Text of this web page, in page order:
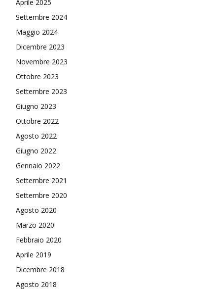
Aprile 2025
Settembre 2024
Maggio 2024
Dicembre 2023
Novembre 2023
Ottobre 2023
Settembre 2023
Giugno 2023
Ottobre 2022
Agosto 2022
Giugno 2022
Gennaio 2022
Settembre 2021
Settembre 2020
Agosto 2020
Marzo 2020
Febbraio 2020
Aprile 2019
Dicembre 2018
Agosto 2018